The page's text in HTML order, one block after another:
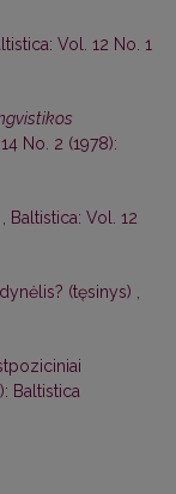
Vol. 12 No. 1
No. 2 (1978):
Baltistica: Vol. 12
(tęsinys)
Baltistica